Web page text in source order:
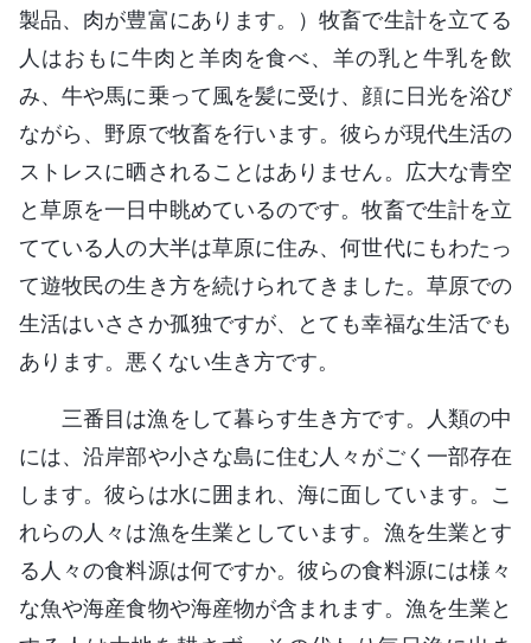
製品、肉が豊富にあります。）牧畜で生計を立てる
人はおもに牛肉と羊肉を食べ、羊の乳と牛乳を飲
み、牛や馬に乗って風を髪に受け、顔に日光を浴び
ながら、野原で牧畜を行います。彼らが現代生活の
ストレスに晒されることはありません。広大な青空
と草原を一日中眺めているのです。牧畜で生計を立
てている人の大半は草原に住み、何世代にもわたっ
て遊牧民の生き方を続けられてきました。草原での
生活はいささか孤独ですが、とても幸福な生活でも
あります。悪くない生き方です。
三番目は漁をして暮らす生き方です。人類の中
には、沿岸部や小さな島に住む人々がごく一部存在
します。彼らは水に囲まれ、海に面しています。こ
れらの人々は漁を生業としています。漁を生業とす
る人々の食料源は何ですか。彼らの食料源には様々
な魚や海産食物や海産物が含まれます。漁を生業と